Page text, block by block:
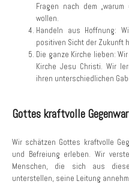
Fragen nach dem
wollen.
Handeln aus Hoffnung:
positiven Sicht der Zukunft
Die ganze Kirche lieben:
Kirche Jesu Christi. Wir
ihren unterschiedlichen
Gottes kraftvolle
Wir schätzen Gottes kraftvolle
und Befreiung erleben. Wir
Menschen, die sich aus
unterstellen, seine Leitung